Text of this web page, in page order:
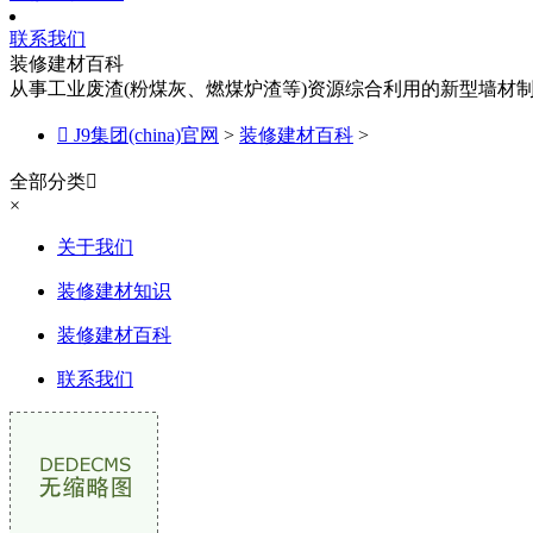
联系我们
装修建材百科
从事工业废渣(粉煤灰、燃煤炉渣等)资源综合利用的新型墙材
 J9集团(china)官网 > 装修建材百科 >
全部分类
×
关于我们
装修建材知识
装修建材百科
联系我们